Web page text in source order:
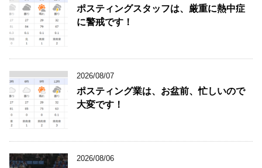
ポスティングスタッフは、厳重に熱中症
に警戒です！
2026/08/07
ポスティング業は、お盆前、忙しいので
大変です！
2026/08/06